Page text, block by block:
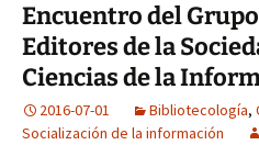
Encuentro del
Editores de la
Ciencias de la
2016-07-01 Bibliotecología,
Socialización de la información